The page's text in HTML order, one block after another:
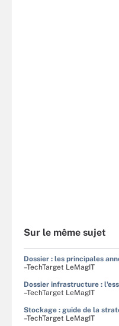
Sur le même sujet
Dossier : les principales
–TechTarget LeMagIT
Dossier infrastructure :
–TechTarget LeMagIT
Stockage : guide de la
–TechTarget LeMagIT